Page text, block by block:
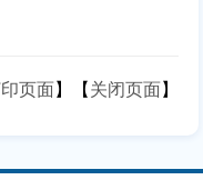
页面】【 关闭页面】